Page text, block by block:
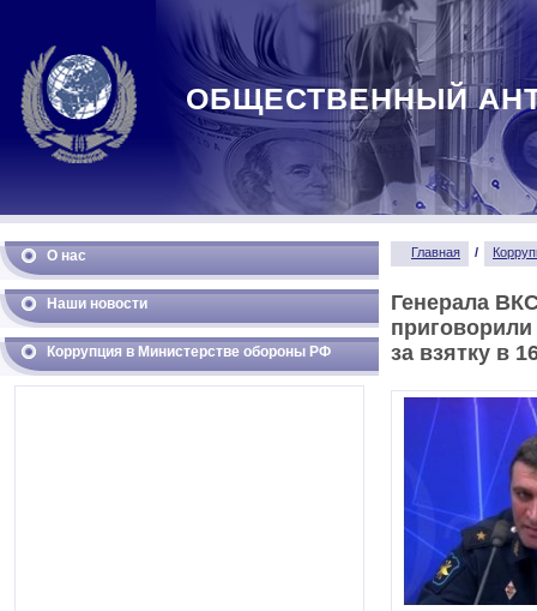
ОБЩЕСТВЕННЫЙ
О нас
Наши новости
Коррупция в Министерстве обороны РФ
Главная /
Генерала
за взятку в